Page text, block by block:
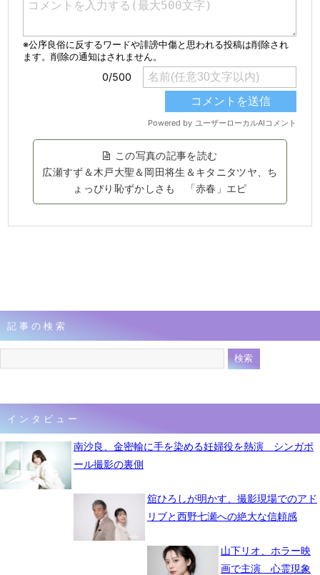
この写真の記事を読む
広瀬すず＆木戸大聖＆岡田将生＆キタニタツヤ、ち
ょっぴり恥ずかしさも 「赤春」エピ
記事の検索
インタビュー
南沙良、金密輸に手を染める妊婦役を熱演 シンガポ
ール撮影の裏側
舘ひろしが明かす、撮影現場でのアド
リブと西野七瀬への絶大な信頼感
山下リオ、ホラー映
画で主演 心霊現象